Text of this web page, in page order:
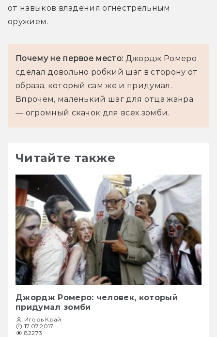
от навыков владения огнестрельным
оружием.
Почему не первое место: Джордж Ромеро
сделал довольно робкий шаг в сторону от
образа, который сам же и придумал.
Впрочем, маленький шаг для отца жанра
— огромный скачок для всех зомби.
Читайте также
Джордж Ромеро: человек, который
придумал зомби
Игорь Край
17.07.2017
82273